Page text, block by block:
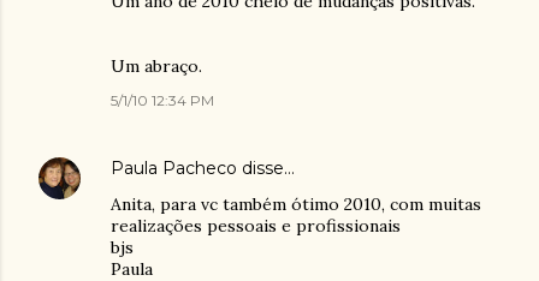
Um abraço.
5/1/10 12:34 PM
Paula Pacheco disse…
Anita, para vc também ótimo 2010, com muitas
realizações pessoais e profissionais
bjs
Paula